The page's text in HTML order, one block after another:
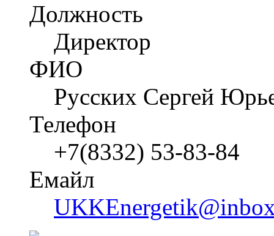
Должность
Директор
ФИО
Русских Сергей
Телефон
+7(8332) 53-83-84
Емайл